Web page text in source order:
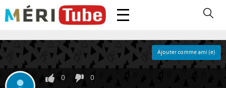
0 0
Ajouter comme ami (e)